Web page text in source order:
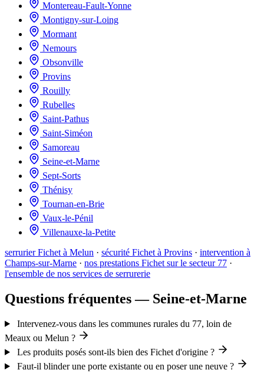
Montereau-Fault-Yonne
Montigny-sur-Loing
Mormant
Nemours
Obsonville
Provins
Rouilly
Rubelles
Saint-Pathus
Saint-Siméon
Samoreau
Seine-et-Marne
Sept-Sorts
Thénisy
Tournan-en-Brie
Vaux-le-Pénil
Villenauxe-la-Petite
serrurier Fichet à Melun · sécurité Fichet à Provins · intervention à
Champs-sur-Marne · nos prestations Fichet sur le secteur 77 ·
l'ensemble de nos services de serrurerie
Questions fréquentes — Seine-et-Marne
Intervenez-vous dans les communes rurales du 77, loin de
Meaux ou Melun ?
Les produits posés sont-ils bien des Fichet d'origine ?
Faut-il blinder une porte existante ou en poser une neuve ?